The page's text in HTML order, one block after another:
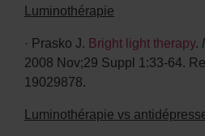
Luminothérapie
· Prasko J. Bright light therapy.
2008 Nov;29 Suppl 1:33-64.
19029878.
Luminothérapie vs